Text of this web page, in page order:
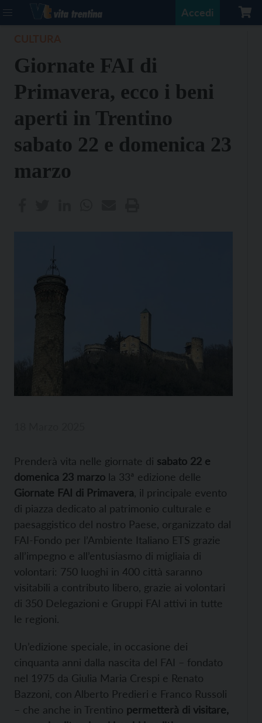
Accedi
Giornate FAI di
Primavera, ecco i beni
aperti in Trentino
sabato 22 e domenica 23
marzo
Prenderà vita nelle giornate di sabato 22 e
domenica 23 marzo la 33ª edizione delle
Giornate FAI di Primavera , il principale evento
di piazza dedicato al patrimonio culturale e
paesaggistico del nostro Paese, organizzato dal
FAI-Fondo per l’Ambiente Italiano ETS grazie
all’impegno e all’entusiasmo di migliaia di
volontari: 750 luoghi in 400 città saranno
visitabili a contributo libero, grazie ai volontari
di 350 Delegazioni e Gruppi FAI attivi in tutte
le regioni.
Un’edizione speciale, in occasione dei
cinquanta anni dalla nascita del FAI – fondato
nel 1975 da Giulia Maria Crespi e Renato
Bazzoni, con Alberto Predieri e Franco Russoli
– che anche in Trentino permetterà di visitare,